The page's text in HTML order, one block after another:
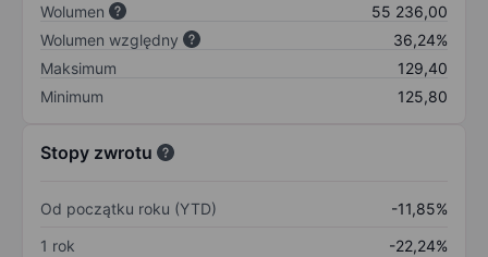
Wolumen
55 236,00
Wolumen względny
36,24%
Maksimum
129,40
Minimum
125,80
Stopy zwrotu
Od początku roku (YTD)
-11,85%
1 rok
-22,24%